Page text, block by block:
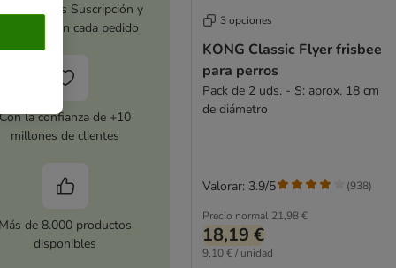
zooplus Suscripción y
ahorra 5 % en cada pedido
Con la confianza de +10
millones de clientes
Más de 8.000 productos
disponibles
3 opciones
KONG Classic Flyer frisbee
para perros
Pack de 2 uds. - S: aprox. 18 cm
de diámetro
Precio normal 21,98 €
18,19 €
9,10 € / unidad
Valorar: 3.9/5 (938)